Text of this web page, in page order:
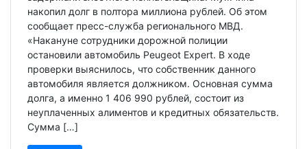
накопил долг в полтора миллиона рублей. Об этом
сообщает пресс-служба регионального МВД.
«Накануне сотрудники дорожной полиции
остановили автомобиль Peugeot Expert. В ходе
проверки выяснилось, что собственник данного
автомобиля является должником. Основная сумма
долга, а именно 1 406 990 рублей, состоит из
неуплаченных алиментов и кредитных обязательств.
Сумма […]